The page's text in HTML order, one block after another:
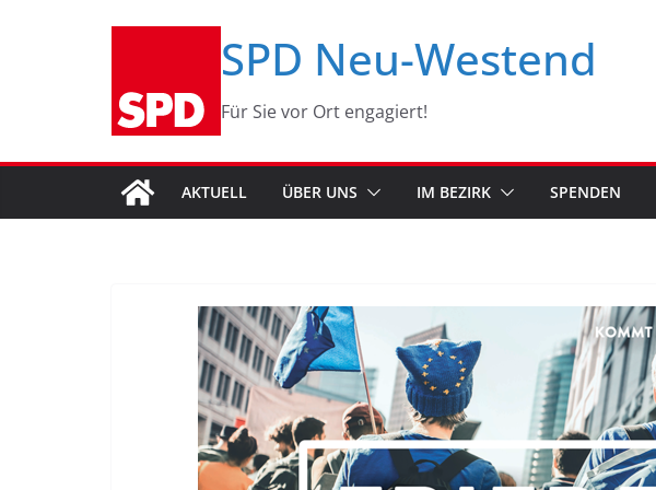
SPD Neu-Westend
Für Sie vor Ort engagiert!
AKTUELL ÜBER UNS IM BEZIRK SPENDEN